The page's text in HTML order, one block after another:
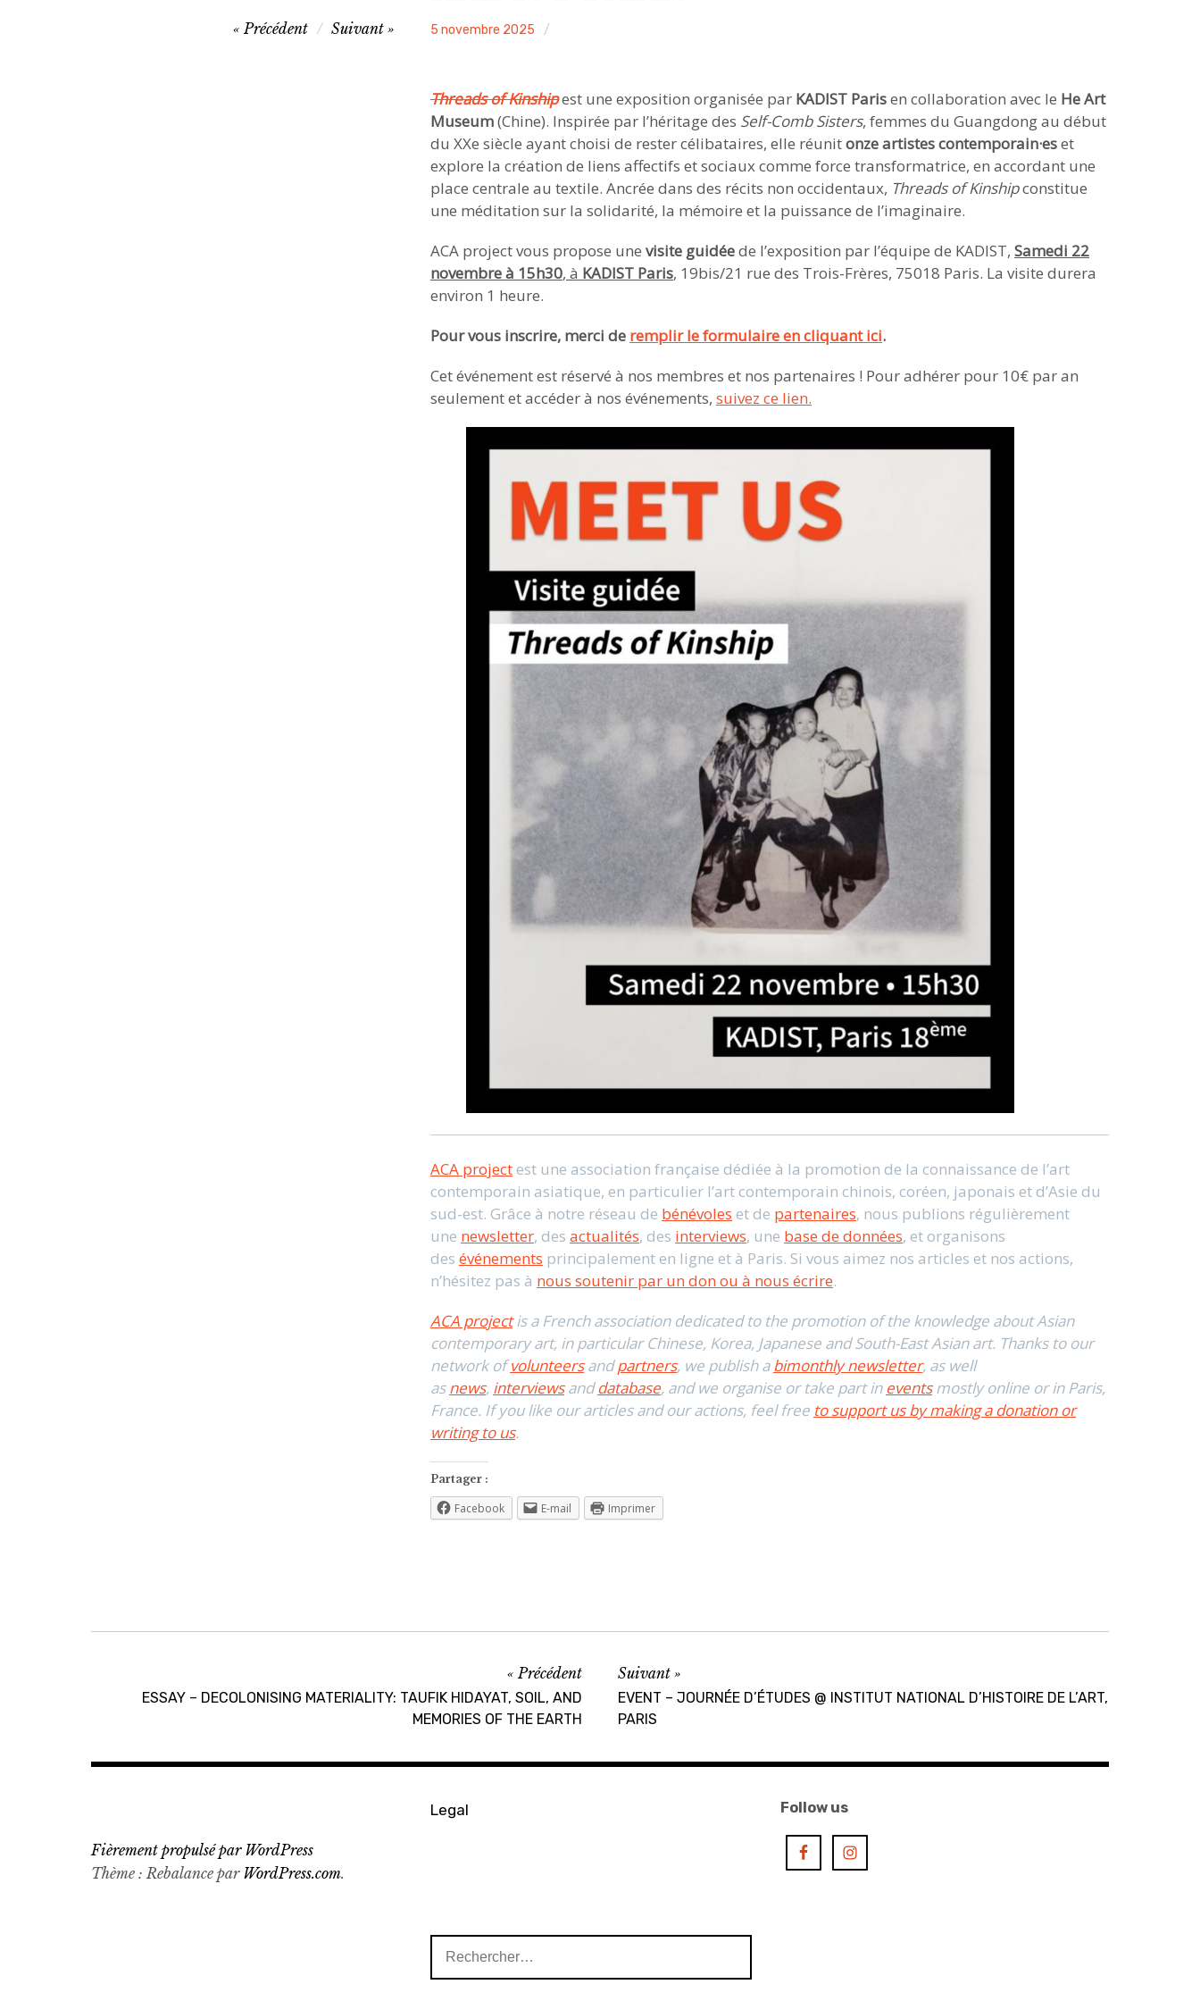
ACA
5 novembre 2025
classé
Précédent Suivant
Threads of Kinshipest une exposition organisée par KADIST Parisen collaboration avec le He Art
Museum(Chine). Inspirée par l’héritage des Self-Comb Sisters, femmes du Guangdong au début
du XXe siècle ayant choisi de rester célibataires, elle réunitonze artistes contemporain·eset
explore la création de liens affectifs et sociaux comme force transformatrice, en accordant une
place centrale au textile. Ancrée dans des récits non occidentaux, Threads of Kinshipconstitue
une méditation sur la solidarité, la mémoire et la puissance de l’imaginaire.
ACA project vous propose unevisite guidéede l’exposition par l’équipe de KADIST,Samedi 22
novembre à 15h30, à KADIST Paris, 19bis/21 rue des Trois-Frères, 75018 Paris. La visite durera
environ 1 heure.
Pour vous inscrire, merci de remplir le formulaire en cliquant ici.
Cet événement est réservé à nos membres et nos partenaires ! Pour adhérer pour 10€ par an
seulement et accéder à nos événements,suivez ce lien.
ACA project est une association française dédiée à la promotion de la connaissance de l’art
contemporain asiatique, en particulier l’art contemporain chinois, coréen, japonais et d’Asie du
sud-est. Grâce à notre réseau de bénévoles et de partenaires, nous publions régulièrement
une newsletter, desactualités, des interviews, une base de données, et organisons
desévénements principalement en ligne et à Paris. Si vous aimez nos articles et nos actions,
n’hésitez pas à nous soutenir par un don ou à nous écrire.
ACA projectis a French association dedicated to the promotion of the knowledge about Asian
contemporary art, in particular Chinese, Korea, Japanese and South-East Asian art. Thanks to our
network ofvolunteersandpartners, we publish abimonthly newsletter, as well
asnews, interviewsanddatabase, and we organise or take part in eventsmostly online or in Paris,
France. If you like our articles and our actions, feel free to support us by making a donation or
writing to us.
Partager :
Facebook E-mail Imprimer
,
chinese
,
Précédent
ESSAY – DECOLONISING MATERIALITY: TAUFIK HIDAYAT, SOIL, AND
MEMORIES OF THE EARTH
Suivant
EVENT – JOURNÉE D’ÉTUDES @ INSTITUT NATIONAL D’HISTOIRE DE L’ART,
PARIS
Legal Follow us
Fièrement propulsé par WordPress
Thème : Rebalance par WordPress.com.